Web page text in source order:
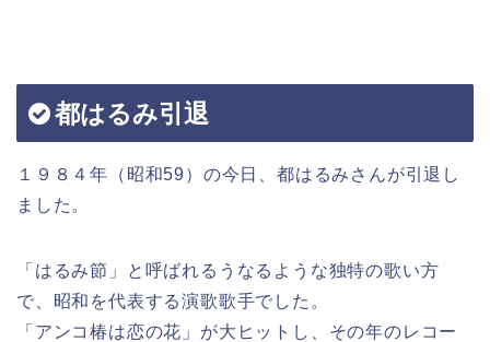
都はるみ引退
１９８４年（昭和59）の今日、都はるみさんが引退し
ました。
「はるみ節」と呼ばれるうなるような独特の歌い方
で、昭和を代表する演歌歌手でした。
「アンコ椿は恋の花」が大ヒットし、その年のレコー